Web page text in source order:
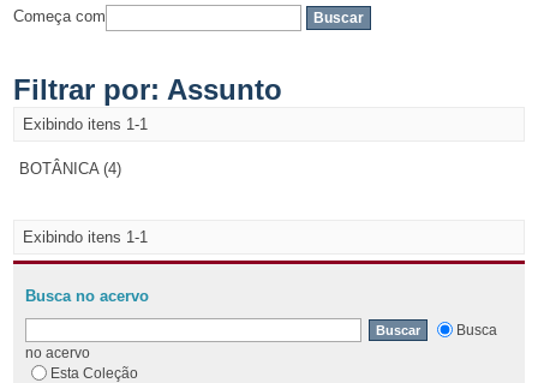
Começa com
Filtrar por: Assunto
Exibindo itens 1-1
BOTÂNICA (4)
Exibindo itens 1-1
Busca no acervo
Busca
no acervo
Esta Coleção